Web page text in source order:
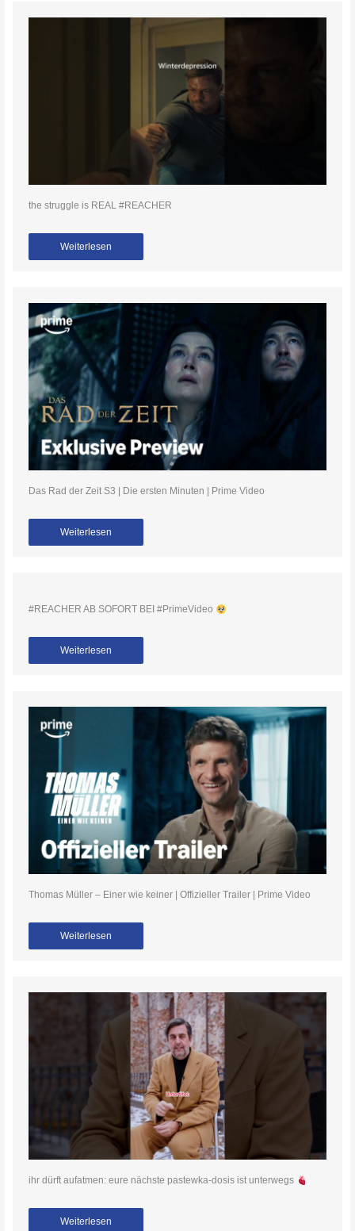
the struggle is REAL #REACHER
Weiterlesen
Das Rad der Zeit S3 | Die ersten Minuten | Prime Video
Weiterlesen
#REACHER AB SOFORT BEI #PrimeVideo
Weiterlesen
Thomas Müller – Einer wie keiner | Offizieller Trailer | Prime Video
Weiterlesen
ihr dürft aufatmen: eure nächste pastewka-dosis ist unterwegs
Weiterlesen